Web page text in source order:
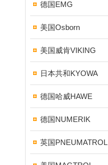
德国EMG
美国Osborn
美国威肯VIKING
日本共和KYOWA
德国哈威HAWE
德国NUMERIK
英国PNEUMATROL